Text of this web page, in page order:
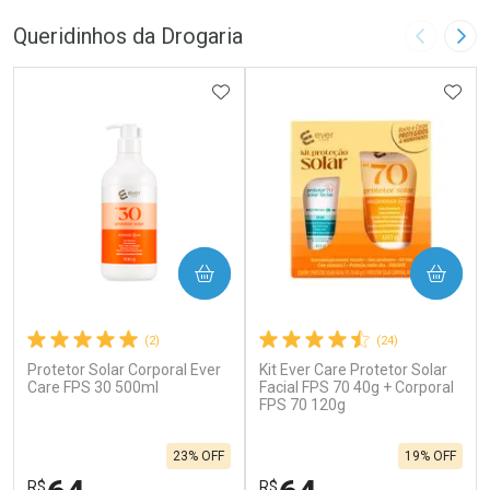
Queridinhos da Drogaria Imagem
(2)
Protetor Solar Corporal Ever
Care FPS 30 500ml
23% OFF
ADICIONAR AOS FAVORITOS
COMPRAR
(24)
Kit Ever Care Protetor Solar
Facial FPS 70 40g + Corporal
FPS 70 120g
19% OFF
COMPRAR